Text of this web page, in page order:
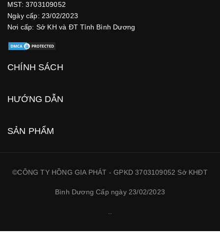
MST: 3703109052
Ngày cấp: 23/02/2023
Nơi cấp: Sở KH và ĐT Tỉnh Bình Dương
CHÍNH SÁCH
HƯỚNG DẪN
SẢN PHẨM
©CÔNG TY HỒNG GIA PHÁT - GPKD 3703109052 Sở KHĐT
Bình Dương Cấp ngày 23/02/2023